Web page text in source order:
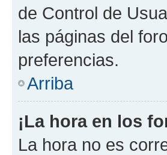
de Control de
las páginas del
preferencias.
Arriba
¡La hora en los
La hora no es